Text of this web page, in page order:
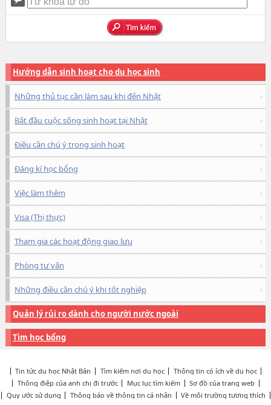
Hướng dẫn sinh hoạt cho du học sinh
Những thủ tục cần làm sau khi đến Nhật
Bắt đầu cuộc sống sinh hoạt tại Nhật
Điều cần chú ý trong sinh hoạt
Đăng kí học bổng
Việc làm thêm
Visa (Thị thực)
Tham gia các hoạt động giao lưu
Phòng tư vấn
Những điều cần chú ý khi tốt nghiệp
Quản lý rủi ro dành cho người nước ngoài
Tìm học bổng
Tin tức du học Nhật Bản Tìm kiếm nơi du học
Thông tin có ích về du học
Thông điệp của anh chị đi trước
Mục lục tìm kiếm
Sơ đồ của trang web
Quy ước sử dụng
Thông báo về thông tin cá nhân Về môi trường tương thích